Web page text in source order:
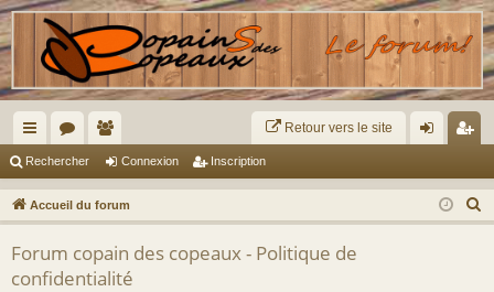
ac
co
ur
ci
or
u
m
s
m
br
es
Retour vers le site
ne
xi
cri
pti
Rechercher Connexion Inscription
Accueil du forum
e
Forum copain des copeaux - Politique de
confidentialité